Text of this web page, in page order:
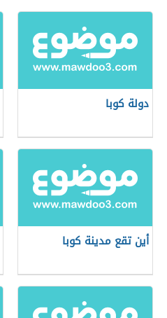
دولة كوبا
أين تقع مدينة كوبا